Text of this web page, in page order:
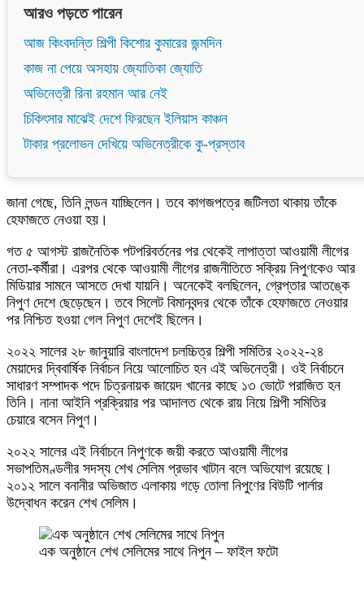
আরও পড়তে পারেন
আজ কিংবদন্তি শিল্পী কিশোর কুমারের জন্মদিন
কাজ না পেয়ে অসহায় জ্যোতিকা জ্যোতি
অভিনেত্রী রিনা রহমান আর নেই
চিকিৎসার মাঝেই দেশে ফিরছেন ইলিয়াস কাঞ্চন
টাকার প্রলোভন দেখিয়ে অভিনেত্রীকে কু-প্রস্তাব
জানা গেছে, তিনি লন্ডন যাচ্ছিলেন। তবে কাগজপত্রে জটিলতা থাকায় তাঁকে
হেফাজতে নেওয়া হয়।
গত ৫ আগস্ট রাজনৈতিক পটপরিবর্তনের পর থেকেই লাপাত্তা আওয়ামী লীগের
নেতা-কর্মীরা। এরপর থেকে আওয়ামী লীগের রাজনীতিতে সক্রিয় নিপুণকেও আর
মিডিয়ার সামনে আসতে দেখা যায়নি। অনেকেই বলছিলেন, গ্রেপ্তার আতঙ্কে
নিপুণ দেশে ছেড়েছেন। তবে সিলেট বিমানবন্দর থেকে তাঁকে হেফাজতে নেওয়ার
পর নিশ্চিত হওয়া গেল নিপুণ দেশেই ছিলেন।
২০২২ সালের ২৮ জানুয়ারি বাংলাদেশ চলচ্চিত্র শিল্পী সমিতির ২০২২-২৪
মেয়াদের দ্বিবার্ষিক নির্বাচন নিয়ে আলোচিত হন এই অভিনেত্রী। ওই নির্বাচনে
সাধারণ সম্পাদক পদে চিত্রনায়ক জায়েদ খানের কাছে ১৩ ভোটে পরাজিত হন
তিনি। নানা আইনি প্রক্রিয়ার পর আদালত থেকে রায় নিয়ে শিল্পী সমিতির
চেয়ারে বসেন নিপুণ।
২০২২ সালের এই নির্বাচনে নিপুণকে জয়ী করতে আওয়ামী লীগের
সভাপতিমণ্ডলীর সদস্য শেখ সেলিম প্রভাব খাটান বলে অভিযোগ রয়েছে।
২০১২ সালে বনানীর অভিজাত এলাকায় গড়ে তোলা নিপুণের বিউটি পার্লার
উদ্বোধন করেন শেখ সেলিম।
এক অনুষ্ঠানে শেখ সেলিমের সাথে নিপুন – ফাইল ফটো